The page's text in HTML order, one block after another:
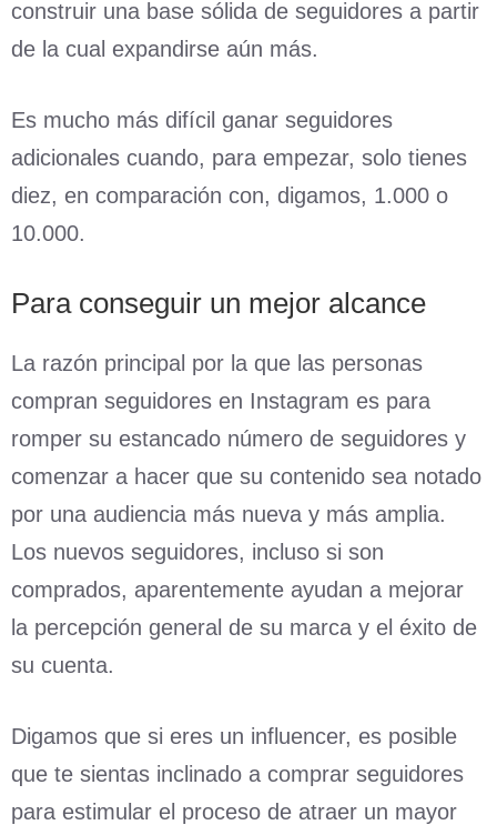
construir una base sólida de seguidores a partir
de la cual expandirse aún más.
Es mucho más difícil ganar seguidores
adicionales cuando, para empezar, solo tienes
diez, en comparación con, digamos, 1.000 o
10.000.
Para conseguir un mejor alcance
La razón principal por la que las personas
compran seguidores en Instagram es para
romper su estancado número de seguidores y
comenzar a hacer que su contenido sea notado
por una audiencia más nueva y más amplia.
Los nuevos seguidores, incluso si son
comprados, aparentemente ayudan a mejorar
la percepción general de su marca y el éxito de
su cuenta.
Digamos que si eres un influencer, es posible
que te sientas inclinado a comprar seguidores
para estimular el proceso de atraer un mayor